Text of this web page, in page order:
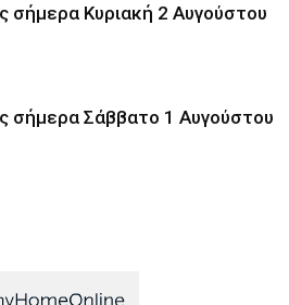
σήμερα Κυριακή 2 Αυγούστου
σήμερα Σάββατο 1 Αυγούστου